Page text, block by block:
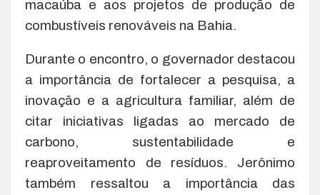
macaúba e aos projetos de produção de
combustíveis renováveis na Bahia.
Durante o encontro, o governador destacou
a importância de fortalecer a pesquisa, a
inovação e a agricultura familiar, além de
citar iniciativas ligadas ao mercado de
carbono, sustentabilidade e
reaproveitamento de resíduos. Jerônimo
também ressaltou a importância das